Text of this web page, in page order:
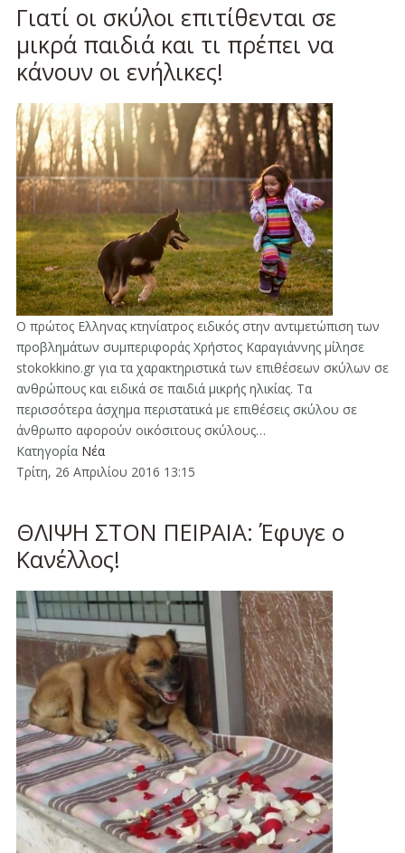
Γιατί οι σκύλοι επιτίθενται σε
μικρά παιδιά και τι πρέπει να
κάνουν οι ενήλικες!
Ο πρώτος Ελληνας κτηνίατρος ειδικός στην αντιμετώπιση των
προβλημάτων συμπεριφοράς Χρήστος Καραγιάννης μίλησε
stokokkino.gr για τα χαρακτηριστικά των επιθέσεων σκύλων σε
ανθρώπους και ειδικά σε παιδιά μικρής ηλικίας. Τα
περισσότερα άσχημα περιστατικά με επιθέσεις σκύλου σε
άνθρωπο αφορούν οικόσιτους σκύλους…
Κατηγορία Νέα
Τρίτη, 26 Απριλίου 2016 13:15
ΘΛΙΨΗ ΣΤΟΝ ΠΕΙΡΑΙΑ: Έφυγε ο
Κανέλλος!